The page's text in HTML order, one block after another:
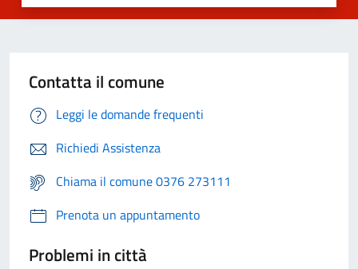
Contatta il comune
Leggi le domande frequenti
Richiedi Assistenza
Chiama il comune 0376 273111
Prenota un appuntamento
Problemi in città